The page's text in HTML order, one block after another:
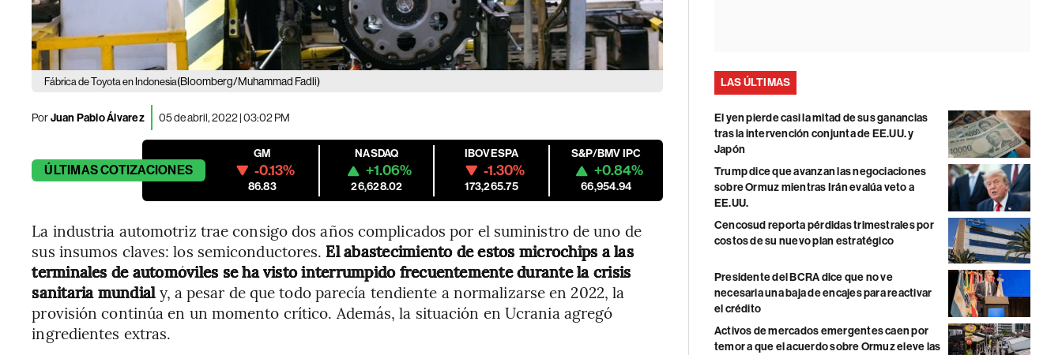
Fábrica de Toyota en Indonesia(Bloomberg/Muhammad Fadli)
PorJuan Pablo Álvarez 05 de abril, 2022 | 03:02 PM
ÚLTIMASCOTIZACIONES
GM
-0.13%
86.83
NASDAQ
+1.06%
26,628.02
IBOVESPA
-1.30%
173,265.75
S&P/BMV IPC
+0.84%
66,954.94
La industria automotriz trae consigo dos años complicados por el suministro de uno de
sus insumos claves: los semiconductores. El abastecimiento de estos microchips a las
terminales de automóviles se ha visto interrumpido frecuentemente durante la crisis
sanitaria mundialy, a pesar de que todo parecía tendiente a normalizarse en 2022, la
provisión continúa en un momento crítico. Además, la situación en Ucrania agregó
ingredientes extras.
LAS ÚLTIMAS
El yen pierde casi la mitad de sus ganancias
tras la intervención conjunta de EE.UU. y
Japón
Trump dice que avanzan las negociaciones
sobre Ormuz mientras Irán evalúa veto a
EE.UU.
Cencosud reporta pérdidas trimestrales por
costos de su nuevo plan estratégico
Presidente del BCRA dice que no ve
necesaria una baja de encajes para reactivar
el crédito
Activos de mercados emergentes caen por
temor a que el acuerdo sobre Ormuz eleve las